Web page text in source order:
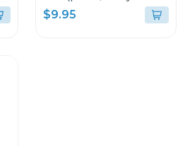
cargador de coche)
cx3025
$9.95